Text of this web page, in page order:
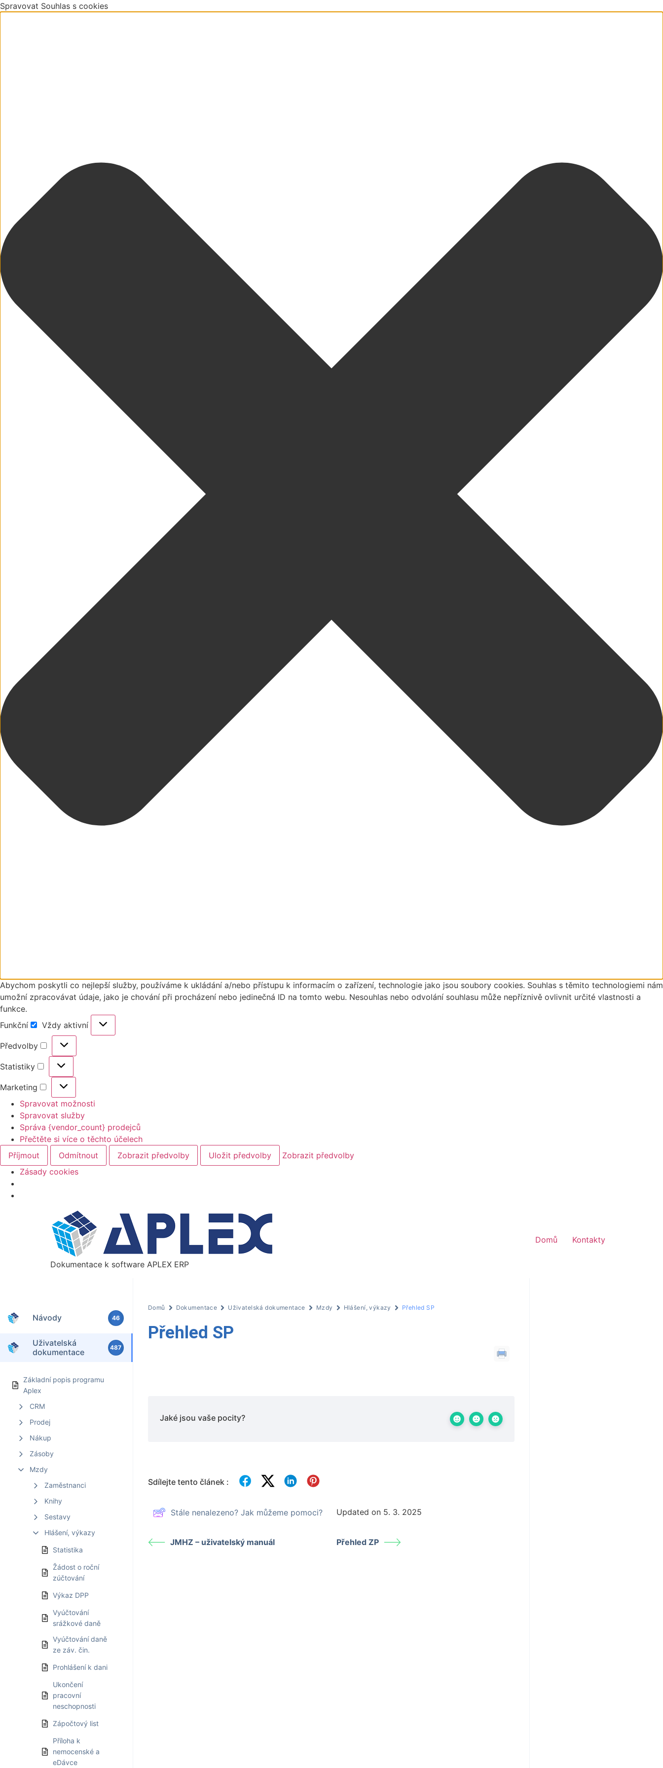
Spravovat Souhlas s cookies
Abychom poskytli co nejlepší služby, používáme k ukládání a/nebo přístupu k informacím o zařízení, technologie jako jsou soubory cookies. Souhlas s těmito technologiemi nám
umožní zpracovávat údaje, jako je chování při procházení nebo jedinečná ID na tomto webu. Nesouhlas nebo odvolání souhlasu může nepříznivě ovlivnit určité vlastnosti a
funkce.
Funkční
Vždy aktivní
Předvolby
Statistiky
Marketing
Spravovat možnosti
Spravovat služby
Správa {vendor_count} prodejců
Přečtěte si více o těchto účelech
Příjmout
Odmítnout Zobrazit předvolby Uložit předvolby
Zobrazit předvolby
Zásady cookies
Dokumentace k software APLEX ERP
Domů Kontakty
Návody 46
Uživatelská
dokumentace
487
Základní popis programu
Aplex
CRM
Prodej
Nákup
Zásoby
Mzdy
Zaměstnanci
Knihy
Sestavy
Hlášení, výkazy
Statistika
Žádost o roční
zúčtování
Výkaz DPP
Vyúčtování
srážkové daně
Vyúčtování daně
ze záv. čin.
Prohlášení k dani
Ukončení
pracovní
neschopnosti
Zápočtový list
Příloha k
nemocenské a
eDávce
Domů Dokumentace Uživatelská dokumentace Mzdy Hlášení, výkazy Přehled SP
Přehled SP
Jaké jsou vaše pocity?
Sdílejte tento článek :
Stále nenalezeno? Jak můžeme pomoci? Updated on 5. 3. 2025
JMHZ – uživatelský manuál Přehled ZP